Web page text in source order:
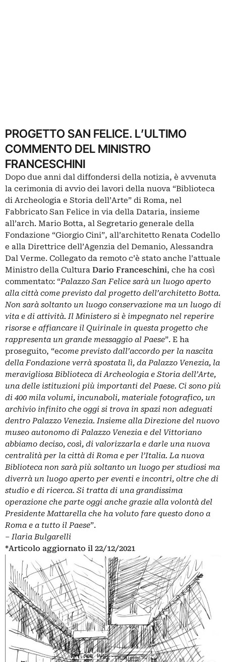
PROGETTO SAN FELICE. L’ULTIMO
COMMENTO DEL MINISTRO
FRANCESCHINI
Dopo due anni dal diffondersi della notizia, è avvenuta
la cerimonia di avvio dei lavori della nuova “Biblioteca
di Archeologia e Storia dell’Arte” di Roma, nel
Fabbricato San Felice in via della Dataria, insieme
all’arch. Mario Botta, al Segretario generale della
Fondazione “Giorgio Cini”, all’architetto Renata Codello
e alla Direttrice dell’Agenzia del Demanio, Alessandra
Dal Verme. Collegato da remoto c’è stato anche l’attuale
Ministro della Cultura Dario Franceschini, che ha così
commentato: “Palazzo San Felice sarà un luogo aperto
alla città come previsto dal progetto dell’architetto Botta.
Non sarà soltanto un luogo conservazione ma un luogo di
vita e di attività. Il Ministero si è impegnato nel reperire
risorse e affiancare il Quirinale in questa progetto che
rappresenta un grande messaggio al Paese”. E ha
proseguito, “ecome previsto dall’accordo per la nascita
della Fondazione verrà spostata lì, da Palazzo Venezia, la
meravigliosa Biblioteca di Archeologia e Storia dell’Arte,
una delle istituzioni più importanti del Paese. Ci sono più
di 400 mila volumi, incunaboli, materiale fotografico, un
archivio infinito che oggi si trova in spazi non adeguati
dentro Palazzo Venezia. Insieme alla Direzione del nuovo
museo autonomo di Palazzo Venezia e del Vittoriano
abbiamo deciso, così, di valorizzarla e darle una nuova
centralità per la città di Roma e per l’Italia. La nuova
Biblioteca non sarà più soltanto un luogo per studiosi ma
diverrà un luogo aperto per eventi e incontri, oltre che di
studio e di ricerca. Si tratta di una grandissima
operazione che parte oggi anche grazie alla volontà del
Presidente Mattarella che ha voluto fare questo dono a
Roma e a tutto il Paese”.
– Ilaria Bulgarelli
*Articolo aggiornato il 22/12/2021